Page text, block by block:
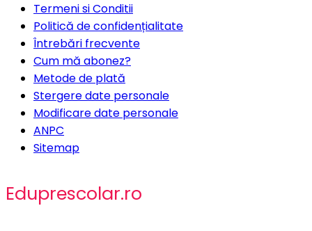
Termeni si Conditii
Politică de confidențialitate
Întrebări frecvente
Cum mă abonez?
Metode de plată
Stergere date personale
Modificare date personale
ANPC
Sitemap
Eduprescolar.ro